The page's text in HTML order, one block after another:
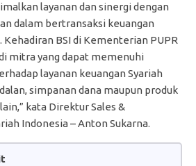
layanan dan sinergi dengan
dalam bertransaksi keuangan
Kehadiran BSI di Kementerian PUPR
mitra yang dapat memenuhi
layanan keuangan Syariah
simpanan dana maupun produk
kata Direktur Sales &
Indonesia – Anton Sukarna.